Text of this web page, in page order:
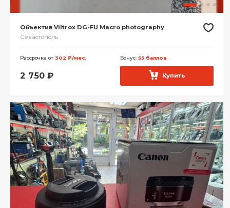
Объектив Viltrox DG-FU Macro photography
Севастополь
Рассрочка от 302 ₽/мес. Бонус: 55 баллов
2 750 ₽ Купить